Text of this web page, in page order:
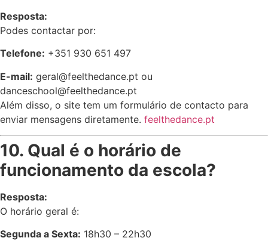
Resposta:
Podes contactar por:
Telefone: +351 930 651 497
E-mail: geral@feelthedance.pt ou
danceschool@feelthedance.pt
Além disso, o site tem um formulário de contacto para
enviar mensagens diretamente. feelthedance.pt
10. Qual é o horário de
funcionamento da escola?
Resposta:
O horário geral é:
Segunda a Sexta: 18h30 – 22h30